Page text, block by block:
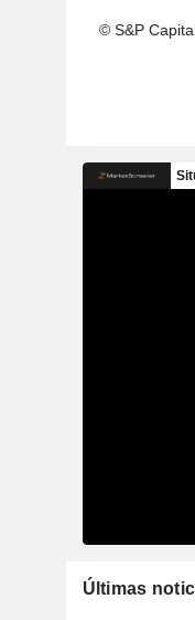
© S&P
Últimas